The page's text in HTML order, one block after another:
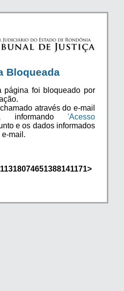
Bloqueada
página foi bloqueado por
através do e-mail
informando 'Acesso
e os dados informados
mail.